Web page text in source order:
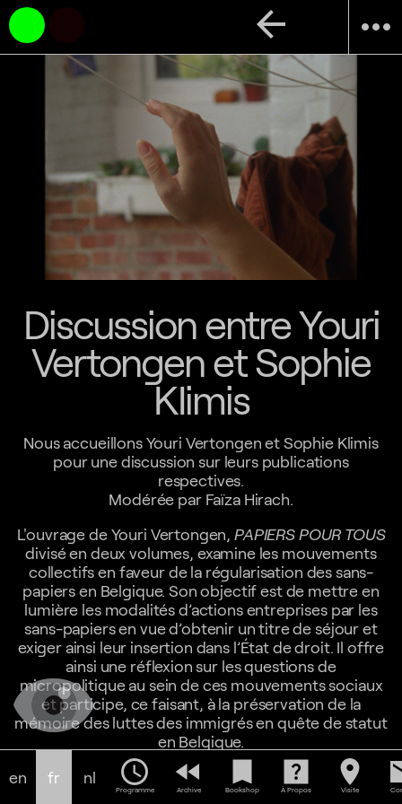
more_horiz
arrow_back
Discussion entre Youri
Vertongen et Sophie
KIimis
Nous accueillons Youri Vertongen et Sophie Klimis
pour une discussion sur leurs publications
respectives.
Modérée par Faïza Hirach.
L'ouvrage de Youri Vertongen,PAPIERS POUR TOUS
divisé en deux volumes, examine les mouvements
collectifs en faveur de la régularisation des sans-
papiers en Belgique. Son objectif est de mettre en
lumière les modalités d’actions entreprises par les
sans-papiers en vue d’obtenir un titre de séjour et
exiger ainsi leur insertion dans l’État de droit. Il offre
ainsi une réflexion sur les questions de
micropolitique au sein de ces mouvements sociaux
et participe, ce faisant, à la préservation de la
mémoire des luttes des immigrés en quête de statut
en Belgique.
Pour plus d'informations sur le livre, voir
ici
en fr nl schedule
Programme
fast_rewind
Archive
bookmark
Bookshop
help_center
À Propos
location_on
Visite